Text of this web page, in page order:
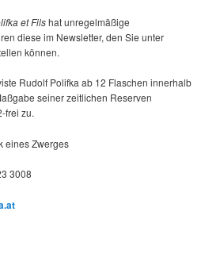
et Filshat unregelmäßige
diese im Newsletter, den Sie unter
können.
Rudolf Polifka ab 12 Flaschen innerhalb
seiner zeitlichen Reserven
frei zu.
eines Zwerges
3008